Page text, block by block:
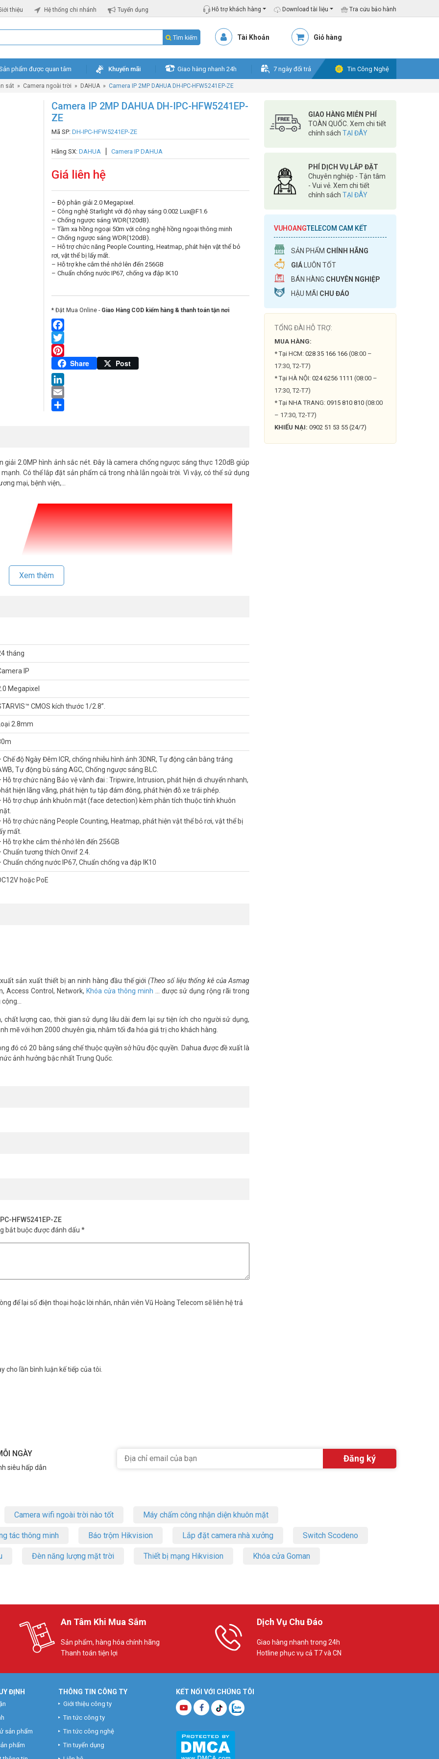
thiệu Hệ thống chi nhánh Tuyển dụng Hỗ trợ khách hàng Download tài liệu Tra cứu bảo hành
Tìm kiếm Tài Khoản Giỏ hàng
phẩm được quan tâm Khuyến mãi Giao hàng nhanh 24h 7 ngày đổi trả Tin Công Nghệ
sát » Camera ngoài trời » DAHUA » Camera IP 2MP DAHUA DH-IPC-HFW5241EP-ZE
Camera IP 2MP DAHUA DH-IPC-HFW5241EP-
ZE
Mã SP: DH-IPC-HFW5241EP-ZE
Hãng SX: DAHUA Camera IP DAHUA
Giá liên hệ
– Độ phân giải 2.0 Megapixel.
– Công nghệ Starlight với độ nhạy sáng 0.002 Lux@F1.6
– Chống ngược sáng WDR(120dB).
– Tầm xa hồng ngoại 50m với công nghệ hồng ngoại thông minh
– Chống ngược sáng WDR(120dB).
– Hỗ trợ chức năng People Counting, Heatmap, phát hiện vật thể bỏ
rơi, vật thể bị lấy mất.
– Hỗ trợ khe cắm thẻ nhớ lên đến 256GB
– Chuẩn chống nước IP67, chống va đập IK10
* Đặt Mua Online - Giao Hàng COD kiểm hàng & thanh toán tận nơi
Facebook
Twitter
Pinterest
Share Post
LinkedIn
Email
giải 2.0MP hình ảnh sắc nét. Đây là camera chống ngược sáng thực 120dB giúp
Có thể lắp đặt sản phẩm cả trong nhà lẫn ngoài trời. Vì vậy, có thể sử dụng
mại, bệnh viện,…
ZE cho tầm quan sát xa 50 mét, hỗ trợ Starlight với độ nhạy sáng cực thấp
nước IP67. Sản phẩm đang có giá ưu đãi tốt và bảo hành 24 tháng trên toàn
DH-IPC-HFW5241EP-ZE
minh
thuộc tính khuôn mặt.
thể bỏ rơi, vật thể bị lấy mất.
tốt nhất, xin vui lòng liên hệ HOTLINE1900.9259để được hỗ trợ chu đáo. Tham
Xem thêm
tháng
IP
Megapixel
CMOS kích thước 1/2.8”.
2.8mm
Chế độ Ngày Đêm ICR, chống nhiễu hình ảnh 3DNR, Tự động cân bằng trắng
Tự động bù sáng AGC, Chống ngược sáng BLC.
Hỗ trợ chức năng Bảo vệ vành đai : Tripwire, Intrusion, phát hiện di chuyển nhanh,
hiện lãng vãng, phát hiện tụ tập đám đông, phát hiện đỗ xe trái phép.
Hỗ trợ chụp ảnh khuôn mặt (face detection) kèm phân tích thuộc tính khuôn
Hỗ trợ chức năng People Counting, Heatmap, phát hiện vật thể bỏ rơi, vật thể bị
mất.
Hỗ trợ khe cắm thẻ nhớ lên đến 256GB
Chuẩn tương thích Onvif 2.4.
Chuẩn chống nước IP67, Chuẩn chống va đập IK10
hoặc PoE
sản xuất thiết bị an ninh hàng đầu thế giới(Theo số liệu thống kê của Asmag
Access Control, Network, Khóa cửa thông minh … được sử dụng rộng rãi trong
chất lượng cao, thời gian sử dụng lâu dài đem lại sự tiện ích cho người sử dụng,
mẽ với hơn 2000 chuyên gia, nhằm tối đa hóa giá trị cho khách hàng.
đó có 20 bằng sáng chế thuộc quyền sở hữu độc quyền. Dahua được đề xuất là
ảnh hưởng bậc nhất Trung Quốc.
HFW5241EP-ZE
bắt buộc được đánh dấu *
để lại số điện thoại hoặc lời nhắn, nhân viên Vũ Hoàng Telecom sẽ liên hệ trả
cho lần bình luận kế tiếp của tôi.
GIAO HÀNG MIỄN PHÍ
TOÀN QUỐC. Xem chi tiết
chính sách TẠI ĐÂY
PHÍ DỊCH VỤ LẮP ĐẶT
Chuyên nghiệp - Tận tâm
- Vui vẻ. Xem chi tiết
chính sách TẠI ĐÂY
VUHOANGTELECOM CAM KẾT
SẢN PHẨM CHÍNH HÃNG
GIÁ LUÔN TỐT
BÁN HÀNG CHUYÊN NGHIỆP
HẬU MÃI CHU ĐÁO
TỔNG ĐÀI HỖ TRỢ:
MUA HÀNG:
* Tại HCM: 028 35 166 166 (08:00 –
17:30, T2-T7)
* Tại HÀ NỘI: 024 6256 1111 (08:00 –
17:30, T2-T7)
* Tại NHA TRANG: 0915 810 810 (08:00
– 17:30, T2-T7)
KHIẾU NẠI: 0902 51 53 55 (24/7)
NGÀY
siêu hấp dẫn
Camera wifi ngoài trời nào tốt Máy chấm công nhận diện khuôn mặt
tác thông minh Báo trộm Hikvision Lắp đặt camera nhà xưởng Switch Scodeno
Đèn năng lượng mặt trời Thiết bị mạng Hikvision Khóa cửa Goman
An Tâm Khi Mua Sắm
Sản phẩm, hàng hóa chính hãng
Thanh toán tiện lợi
Dịch Vụ Chu Đáo
Giao hàng nhanh trong 24h
Hotline phục vụ cả T7 và CN
KẾT NỐI VỚI CHÚNG TÔI
ĐỊNH
sản phẩm
phẩm
THÔNG TIN CÔNG TY
Giới thiệu công ty
Tin tức công ty
Tin tức công nghệ
Tin tuyển dụng